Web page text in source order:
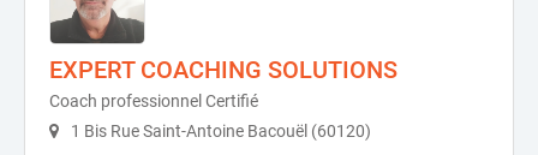
EXPERT COACHING SOLUTIONS
Coach professionnel Certifié
1 Bis Rue Saint-Antoine Bacouël (60120)